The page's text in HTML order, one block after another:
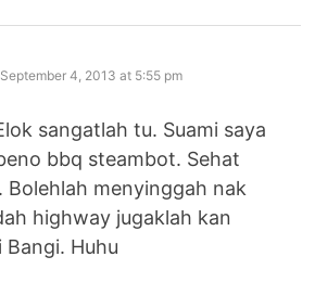
says:
September 4, 2013 at 5:55 pm
sangatlah tu. Suami saya
bbq steambot. Sehat
Bolehlah menyinggah nak
highway jugaklah kan
Bangi. Huhu